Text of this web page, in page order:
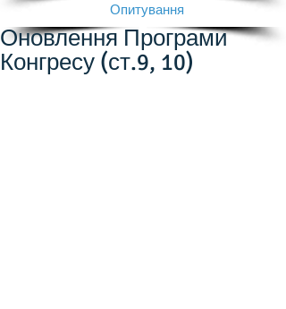
Опитування
Оновлення Програми
Конгресу (ст.9, 10)